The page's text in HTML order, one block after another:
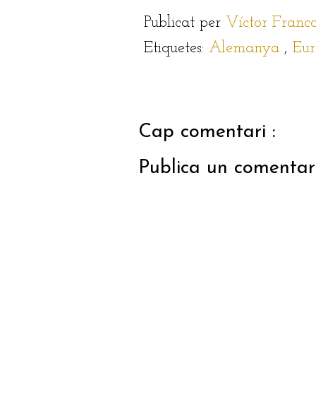
Publicat per Víctor
Etiquetes: Alemanya ,
Cap comentari :
Publica un